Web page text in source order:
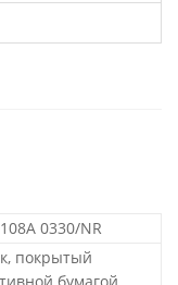
0330/NR
покрытый